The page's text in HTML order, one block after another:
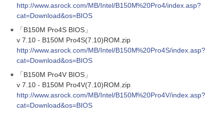
http://www.asrock.com/MB/Intel/B150M%20Pro4/index.asp?
cat=Download&os=BIOS
「B150M Pro4S BIOS」
v 7.10 - B150M Pro4S(7.10)ROM.zip
http://www.asrock.com/MB/Intel/B150M%20Pro4S/index.asp?
cat=Download&os=BIOS
「B150M Pro4V BIOS」
v 7.10 - B150M Pro4V(7.10)ROM.zip
http://www.asrock.com/MB/Intel/B150M%20Pro4V/index.asp?
cat=Download&os=BIOS